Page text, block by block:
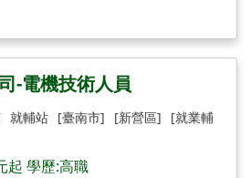
-電機技術人員
就輔站 [臺南市] [新營區]
[就業輔
起 學歷:高職